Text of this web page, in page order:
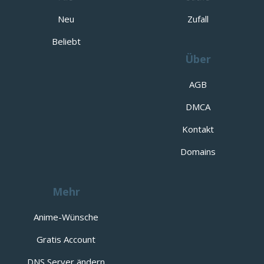
Neu
Beliebt
Zufall
Über
AGB
DMCA
Kontakt
Domains
Mehr
Anime-Wünsche
Gratis Account
DNS Server ändern